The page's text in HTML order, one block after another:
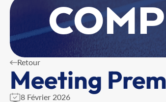
Retour
Meeting
8 Février 2026